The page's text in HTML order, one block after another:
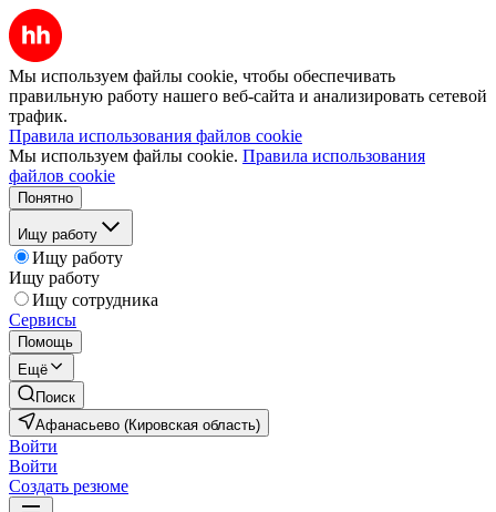
Мы используем файлы cookie, чтобы обеспечивать
правильную работу нашего веб-сайта и анализировать сетевой
трафик.
Правила использования файлов cookie
Мы используем файлы cookie. Правила использования
файлов cookie
Понятно
Ищу работу
Ищу работу
Ищу работу
Ищу сотрудника
Сервисы
Помощь
Ещё
Поиск
Афанасьево (Кировская область)
Войти
Войти
Создать резюме